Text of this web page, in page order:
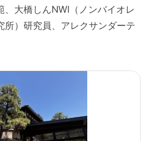
、大橋しんNWI（ノンバイオレ
所）研究員、アレクサンダーテ